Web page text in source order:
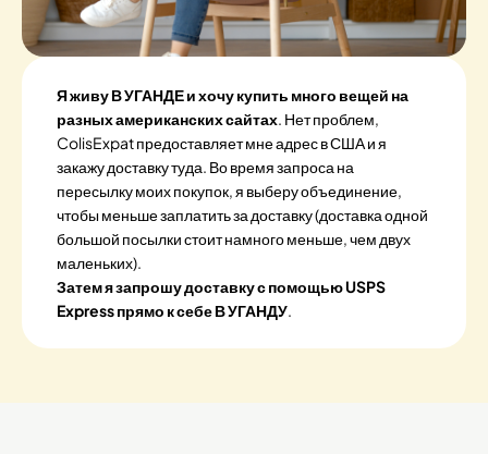
Я живу В УГАНДЕ и хочу купить много вещей на
разных американских сайтах. Нет проблем,
ColisExpat предоставляет мне адрес в США и я
закажу доставку туда. Во время запроса на
пересылку моих покупок, я выберу объединение,
чтобы меньше заплатить за доставку (доставка одной
большой посылки стоит намного меньше, чем двух
маленьких).
Затем я запрошу доставку с помощью USPS
Express прямо к себе В УГАНДУ.